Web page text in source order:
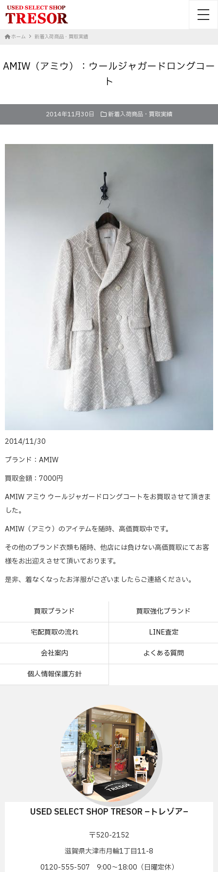
ホーム 新着入荷商品・買取実績
AMIW（アミウ）：ウールジャガードロングコー
ト
2014年11月30日 新着入荷商品・買取実績
2014/11/30
ブランド：AMIW
買取金額：7000円
AMIW アミウ ウールジャガードロングコートをお買取させて頂きま
した。
AMIW（アミウ）のアイテムを随時、高価買取中です。
その他のブランド衣類も随時、他店には負けない高価買取にてお客
様をお出迎えさせて頂いております。
是非、着なくなったお洋服がございましたらご連絡ください。
買取ブランド 買取強化ブランド
宅配買取の流れ LINE査定
会社案内 よくある質問
個人情報保護方針
USED SELECT SHOP TRESOR –トレゾア–
〒520-2152
滋賀県大津市月輪1丁目11-8
0120-555-507 9:00〜18:00（日曜定休）